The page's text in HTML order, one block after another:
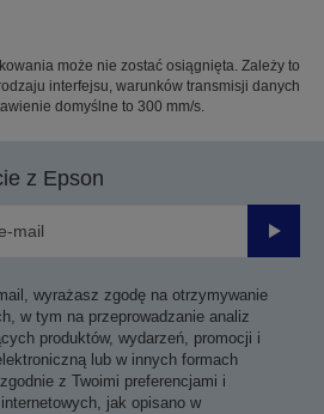
może nie zostać osiągnięta. Zależy to
interfejsu, warunków transmisji danych
domyślne to 300 mm/s.
z Epson
wyrażasz zgodę na otrzymywanie
w tym na przeprowadzanie analiz
produktów, wydarzeń, promocji i
lub w innych formach
z Twoimi preferencjami i
jak opisano w